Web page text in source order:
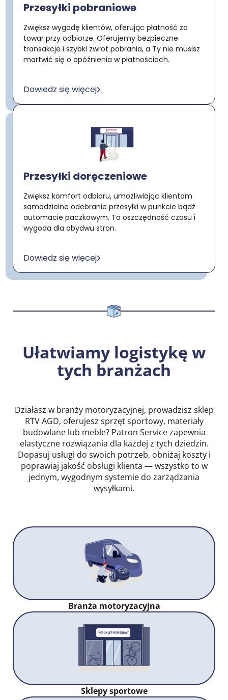
Przesyłki pobraniowe
Zwiększ wygodę klientów, oferując płatność za
towar przy odbiorze. Oferujemy bezpieczne
transakcje i szybki zwrot pobrania, a Ty nie musisz
martwić się o opóźnienia w płatnościach.
Dowiedz się więcej
Przesyłki doręczeniowe
Zwiększ komfort odbioru, umożliwiając klientom
samodzielne odebranie przesyłki w punkcie bądź
automacie paczkowym. To oszczędność czasu i
wygoda dla obydwu stron.
Dowiedz się więcej
Ułatwiamy logistykę w
tych branżach
Działasz w branży motoryzacyjnej, prowadzisz sklep
RTV AGD, oferujesz sprzęt sportowy, materiały
budowlane lub meble? Patron Service zapewnia
elastyczne rozwiązania dla każdej z tych dziedzin.
Dopasuj usługi do swoich potrzeb, obniżaj koszty i
poprawiaj jakość obsługi klienta — wszystko to w
jednym, wygodnym systemie do zarządzania
wysyłkami.
Branża motoryzacyjna
Sklepy sportowe